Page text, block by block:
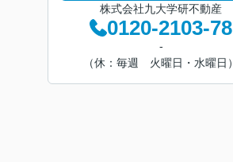
株式会社九大学研不動産
0120-2103-78
-
（休：毎週 火曜日・水曜日）